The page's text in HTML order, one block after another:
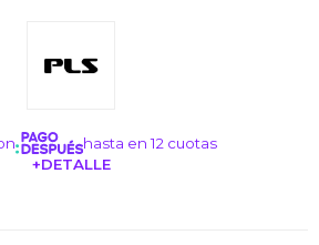
hasta en 12 cuotas
+DETALLE